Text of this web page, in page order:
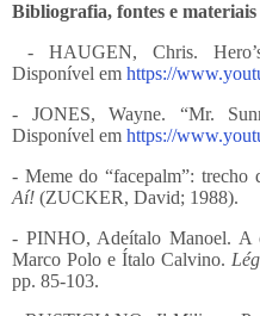
Bibliografia, fontes e
- HAUGEN, Chris.
Disponível em https://
- JONES, Wayne. “Mr.
Disponível em https://
- Meme do “facepalm”: trecho
Aí! (ZUCKER, David; 1988).
- PINHO, Adeítalo Manoel. A
Marco Polo e Ítalo Calvino.
pp. 85-103.